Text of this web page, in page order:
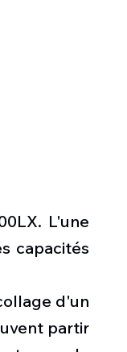
L'une
capacités
d'un
partir